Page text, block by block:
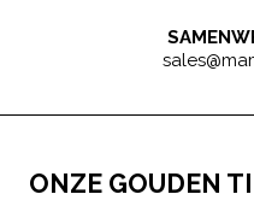
ONZE GOUDEN